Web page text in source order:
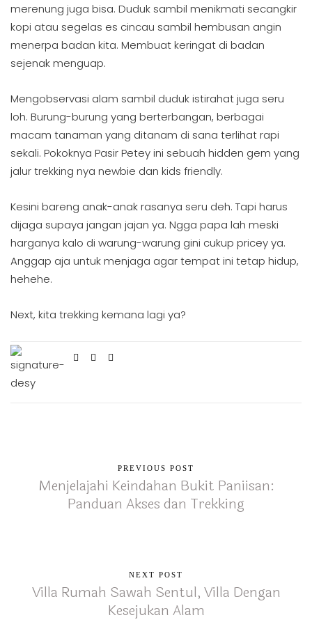
merenung juga bisa. Duduk sambil menikmati secangkir
kopi atau segelas es cincau sambil hembusan angin
menerpa badan kita. Membuat keringat di badan
sejenak menguap.
Mengobservasi alam sambil duduk istirahat juga seru
loh. Burung-burung yang berterbangan, berbagai
macam tanaman yang ditanam di sana terlihat rapi
sekali. Pokoknya Pasir Petey ini sebuah hidden gem yang
jalur trekking nya newbie dan kids friendly.
Kesini bareng anak-anak rasanya seru deh. Tapi harus
dijaga supaya jangan jajan ya. Ngga papa lah meski
harganya kalo di warung-warung gini cukup pricey ya.
Anggap aja untuk menjaga agar tempat ini tetap hidup,
hehehe.
Next, kita trekking kemana lagi ya?
PREVIOUS POST
Menjelajahi Keindahan Bukit Paniisan:
Panduan Akses dan Trekking
NEXT POST
Villa Rumah Sawah Sentul, Villa Dengan
Kesejukan Alam